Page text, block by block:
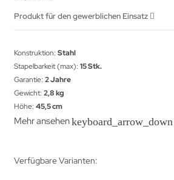
Produkt für den gewerblichen Einsatz
Konstruktion: Stahl
Stapelbarkeit (max): 15 Stk.
Garantie: 2 Jahre
Gewicht: 2,8 kg
Höhe: 45,5 cm
Mehr ansehenkeyboard_arrow_down
Verfügbare Varianten: